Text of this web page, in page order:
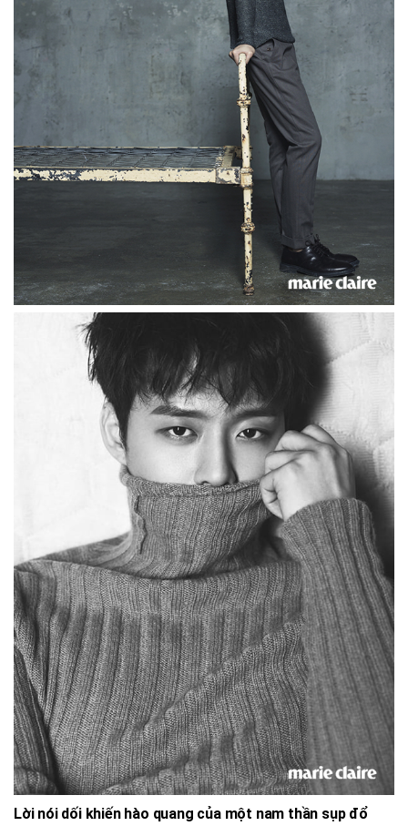
Lời nói dối khiến hào quang của một nam thần sụp đổ